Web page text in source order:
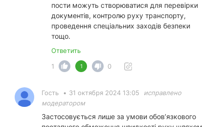
пости можуть створюватися для перевірки
документів, контролю руху транспорту,
проведення спеціальних заходів безпеки
тощо.
Ответить
1
1 0
Гость • 31 октября 2024 13:05
исправлено
модератором
Застосовується лише за умови обов’язкового